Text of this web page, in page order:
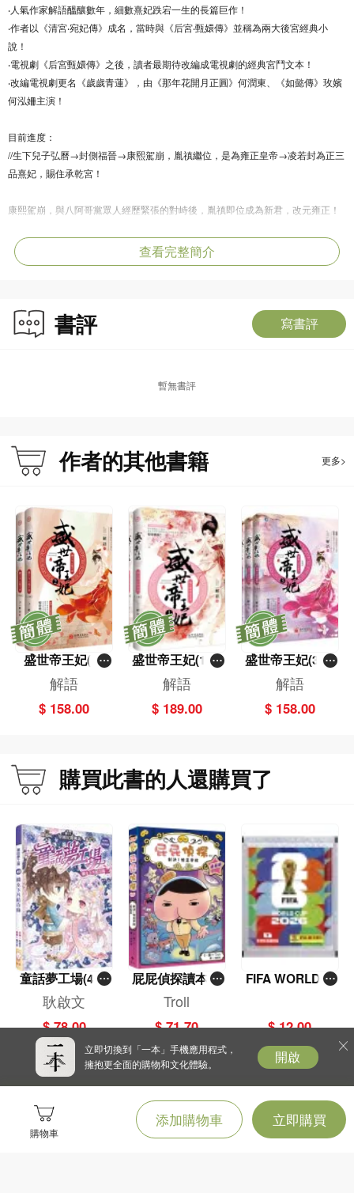
購物車
添加購物車 立即購買
‧人氣作家解語醞釀數年，細數熹妃跌宕一生的長篇巨作！
‧作者以《清宮‧宛妃傳》成名，當時與《后宮‧甄嬛傳》並稱為兩大後宮經典小
說！
‧電視劇《后宮甄嬛傳》之後，讀者最期待改編成電視劇的經典宮鬥文本！
‧改編電視劇更名《歲歲青蓮》，由《那年花開月正圓》何潤東、《如懿傳》玫嬪
何泓姍主演！
目前進度：
//生下兒子弘曆→封側福晉→康熙駕崩，胤禛繼位，是為雍正皇帝→凌若封為正三
品熹妃，賜住承乾宮！
康熙駕崩，與八阿哥黨眾人經歷緊張的對峙後，胤禛即位成為新君，改元雍正！
一朝天子一朝臣，后妃也一樣。十九年前，凌若被好姊妹石秋瓷陷害，帶著滿身
屈辱跟傷痕被迫成了四阿哥府的格格，但風水輪流轉，她不僅站穩了在王府的腳
如今，她的丈夫已是紫禁城的主人、大清的皇帝！入主承乾宮的熹妃鈕祜祿氏，
終於擁有了與先帝靜太嬪石秋瓷對決的資格，當真是君子報仇，十年不晚！
質問他的，竟是太后！明明康熙當眾宣布新皇人選，又有遺詔佐證，還特意放出
先不說他矯詔奪位有多荒謬，就說他跟十四弟本是一母所生，為何母親卻偏心至
查看完整簡介
書評 寫書評
暫無書評
作者的其他書籍 更多>
盛世帝王妃(2)
（全三冊）
解語
$ 158.00
盛世帝王妃(1)─
─癡心錯付終身
誤（全三冊）
解語
$ 189.00
盛世帝王妃(3)─
─我欲與君長相
知（全三冊）
解語
$ 158.00
購買此書的人還購買了
童話夢工場(40)
——織女下凡結
奇緣
耿啟文
$ 78.00
屁屁偵探讀本(1
3)－－對決！怪
篇）
Troll
$ 71.70
FIFA WORLD C
包）
$ 12.00
立即切換到「一本」手機應用程式，
擁抱更全面的購物和文化體驗。
開啟